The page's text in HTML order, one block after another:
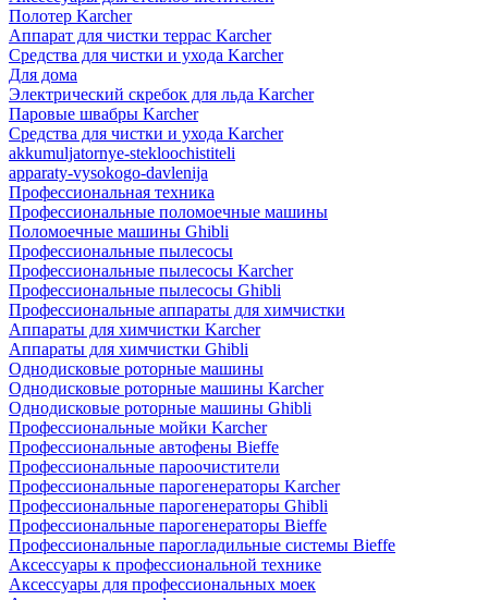
Полотер Karcher
Аппарат для чистки террас Karcher
Средства для чистки и ухода Karcher
Для дома
Электрический скребок для льда Karcher
Паровые швабры Karcher
Средства для чистки и ухода Karcher
akkumuljatornye-stekloochistiteli
apparaty-vysokogo-davlenija
Профессиональная техника
Профессиональные поломоечные машины
Поломоечные машины Ghibli
Профессиональные пылесосы
Профессиональные пылесосы Karcher
Профессиональные пылесосы Ghibli
Профессиональные аппараты для химчистки
Аппараты для химчистки Karcher
Аппараты для химчистки Ghibli
Однодисковые роторные машины
Однодисковые роторные машины Karcher
Однодисковые роторные машины Ghibli
Профессиональные мойки Karcher
Профессиональные автофены Bieffe
Профессиональные пароочистители
Профессиональные парогенераторы Karcher
Профессиональные парогенераторы Ghibli
Профессиональные парогенераторы Bieffe
Профессиональные парогладильные системы Bieffe
Аксессуары к профессиональной технике
Аксессуары для профессиональных моек